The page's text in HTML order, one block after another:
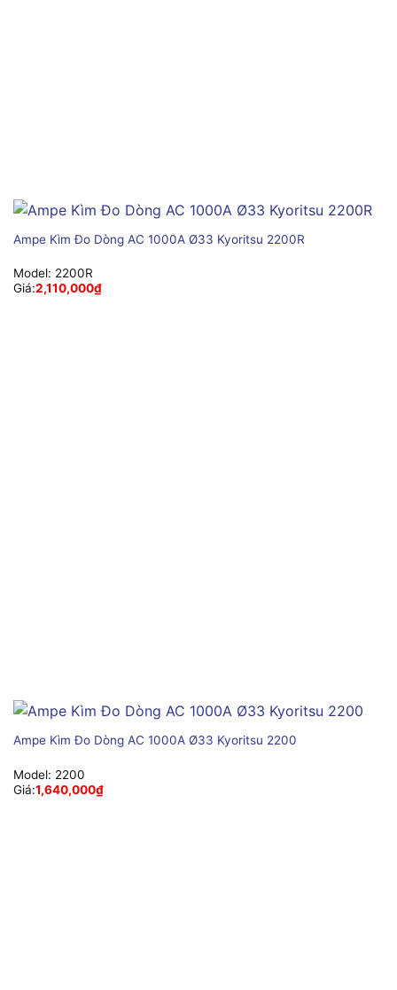
Ampe Kìm Đo Dòng AC 1000A Ø33 Kyoritsu 2200R
Model: 2200R
Giá:2,110,000₫
Ampe Kìm Đo Dòng AC 1000A Ø33 Kyoritsu 2200
Model: 2200
Giá:1,640,000₫